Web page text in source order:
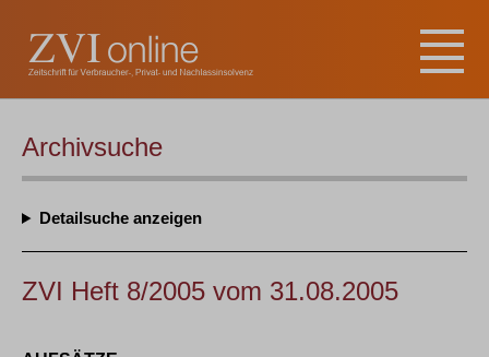
Archivsuche
Detailsuche
ZVI Heft 8/2005 vom 31.08.2005